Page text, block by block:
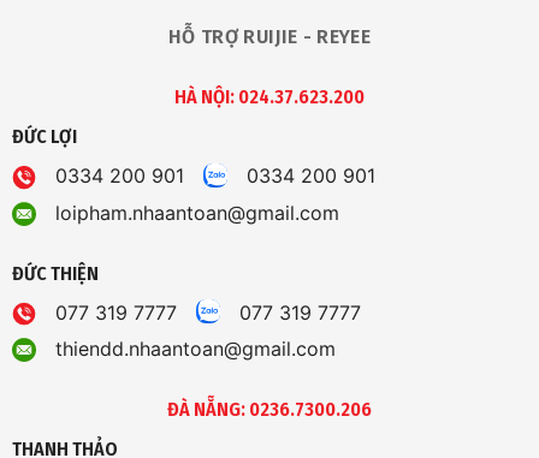
HỖ TRỢ RUIJIE - REYEE
HÀ NỘI: 024.37.623.200
ĐỨC LỢI
0334 200 901
0334 200 901
loipham.nhaantoan@gmail.com
ĐỨC THIỆN
077 319 7777
077 319 7777
thiendd.nhaantoan@gmail.com
ĐÀ NẴNG: 0236.7300.206
THANH THẢO